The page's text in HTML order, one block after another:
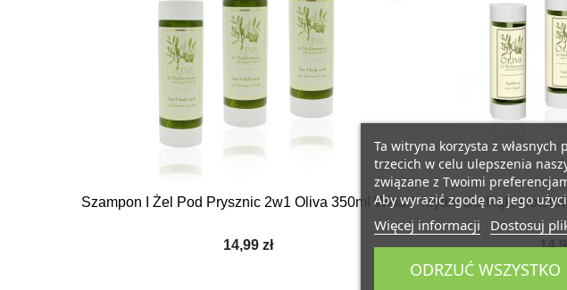
Ta witryna korzysta z
trzecich w celu ulepszenia
związane z Twoimi
Aby wyrazić zgodę na jego
Więcej informacji Dostosuj
ODRZUĆ WSZYSTKO
Szampon I Żel Pod Prysznic 2w1 Oliva 350ml Wkład
14,99 zł
Mydło Do Rąk,